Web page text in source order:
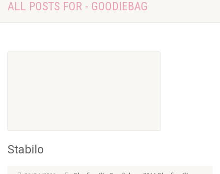
ALL POSTS FOR - GOODIEBAG
Stabilo